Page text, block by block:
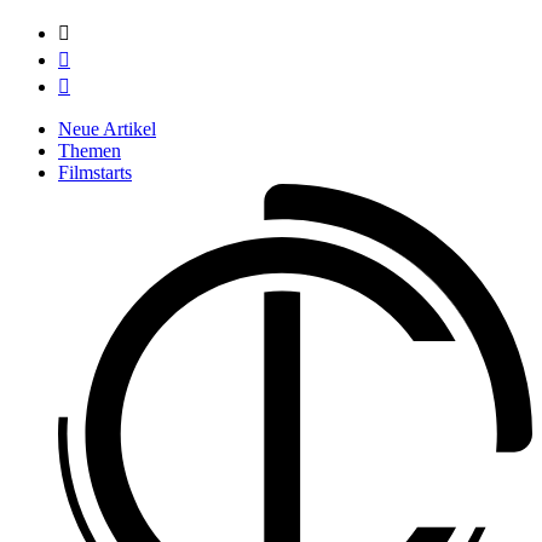



Neue Artikel
Themen
Filmstarts